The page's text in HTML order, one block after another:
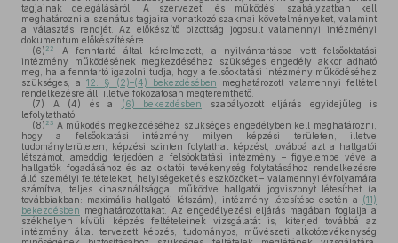
tagjainak delegálásáról. A szervezeti és működési szabályzatban kell
meghatározni a szenátus tagjaira vonatkozó szakmai követelményeket, valamint
a választás rendjét. Az előkészítő bizottság jogosult valamennyi intézményi
dokumentum előkészítésére.
(6) 22
A fenntartó által kérelmezett, a nyilvántartásba vett felsőoktatási
intézmény működésének megkezdéséhez szükséges engedély akkor adható
meg, ha a fenntartó igazolni tudja, hogy a felsőoktatási intézmény működéséhez
szükséges, a12. § (2)–(4) bekezdésében meghatározott valamennyi feltétel
rendelkezésre áll, illetve fokozatosan megteremthető.
(7) A (4) és a (6) bekezdésben szabályozott eljárás egyidejűleg is
lefolytatható.
(8) 23 A működés megkezdéséhez szükséges engedélyben kell meghatározni,
hogy a felsőoktatási intézmény milyen képzési területen, illetve
tudományterületen, képzési szinten folytathat képzést, továbbá azt a hallgatói
létszámot, ameddig terjedően a felsőoktatási intézmény – figyelembe véve a
hallgatók fogadásához és az oktatói tevékenység folytatásához rendelkezésre
álló személyi feltételeket, helyiségeket és eszközöket – valamennyi évfolyamára
számítva, teljes kihasználtsággal működve hallgatói jogviszonyt létesíthet (a
továbbiakban: maximális hallgatói létszám), intézmény létesítése esetén a (11)
bekezdésben meghatározottakat. Az engedélyezési eljárás magában foglalja a
székhelyen kívüli képzés feltételeinek vizsgálatát is, kiterjed továbbá az
intézmény által tervezett képzés, tudományos, művészeti alkotótevékenység